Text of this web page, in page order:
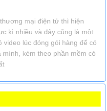
mại điện tử thì hiện
kì nhiều và đây cũng là một
video lúc đóng gói hàng để có
kèm theo phần mềm có